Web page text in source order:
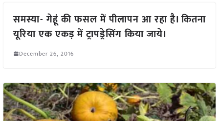
समस्या- गेहूं की फसल में पीलापन आ रहा है। कितना
यूरिया एक एकड़ में ट्रापड्रेसिंग किया जाये।
December 26, 2016